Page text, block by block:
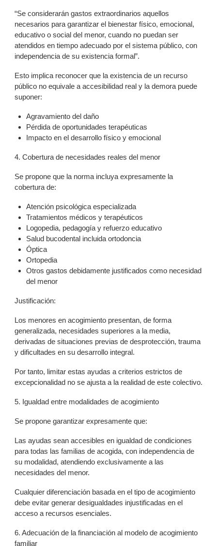
“Se considerarán gastos extraordinarios aquellos
necesarios para garantizar el bienestar físico, emocional,
educativo o social del menor, cuando no puedan ser
atendidos en tiempo adecuado por el sistema público, con
independencia de su existencia formal”.
Esto implica reconocer que la existencia de un recurso
público no equivale a accesibilidad real y la demora puede
suponer:
Agravamiento del daño
Pérdida de oportunidades terapéuticas
Impacto en el desarrollo físico y emocional
4. Cobertura de necesidades reales del menor
Se propone que la norma incluya expresamente la
cobertura de:
Atención psicológica especializada
Tratamientos médicos y terapéuticos
Logopedia, pedagogía y refuerzo educativo
Salud bucodental incluida ortodoncia
Óptica
Ortopedia
Otros gastos debidamente justificados como necesidad
del menor
Justificación:
Los menores en acogimiento presentan, de forma
generalizada, necesidades superiores a la media,
derivadas de situaciones previas de desprotección, trauma
y dificultades en su desarrollo integral.
Por tanto, limitar estas ayudas a criterios estrictos de
excepcionalidad no se ajusta a la realidad de este colectivo.
5. Igualdad entre modalidades de acogimiento
Se propone garantizar expresamente que:
Las ayudas sean accesibles en igualdad de condiciones
para todas las familias de acogida, con independencia de
su modalidad, atendiendo exclusivamente a las
necesidades del menor.
Cualquier diferenciación basada en el tipo de acogimiento
debe evitar generar desigualdades injustificadas en el
acceso a recursos esenciales.
6. Adecuación de la financiación al modelo de acogimiento
familiar